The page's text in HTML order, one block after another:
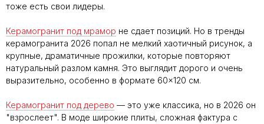
тоже есть свои лидеры.
Керамогранит под мрамор не сдает позиций. Но в тренды
керамогранита 2026 попал не мелкий хаотичный рисунок, а
крупные, драматичные прожилки, которые повторяют
натуральный разлом камня. Это выглядит дорого и очень
выразительно, особенно в формате 60×120 см.
Керамогранит под дерево — это уже классика, но в 2026 он
"взрослеет". В моде широкие плиты, сложная фактура с